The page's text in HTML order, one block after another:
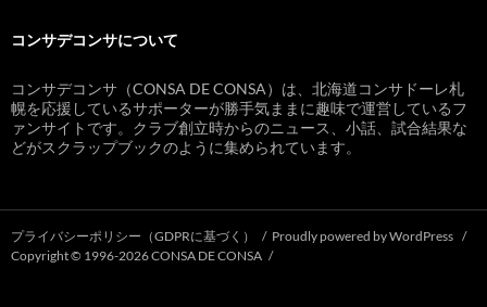
コンサデコンサについて
コンサデコンサ（CONSA DE CONSA）は、北海道コンサドーレ札
幌を応援しているサポーターが勝手気ままに趣味で運営しているフ
ァンサイトです。クラブ創立時からのニュース、小話、試合結果な
どがスクラップブックのように集められています。
プライバシーポリシー（GDPRに基づく）
Proudly powered by WordPress
Copyright © 1996-2026 CONSA DE CONSA